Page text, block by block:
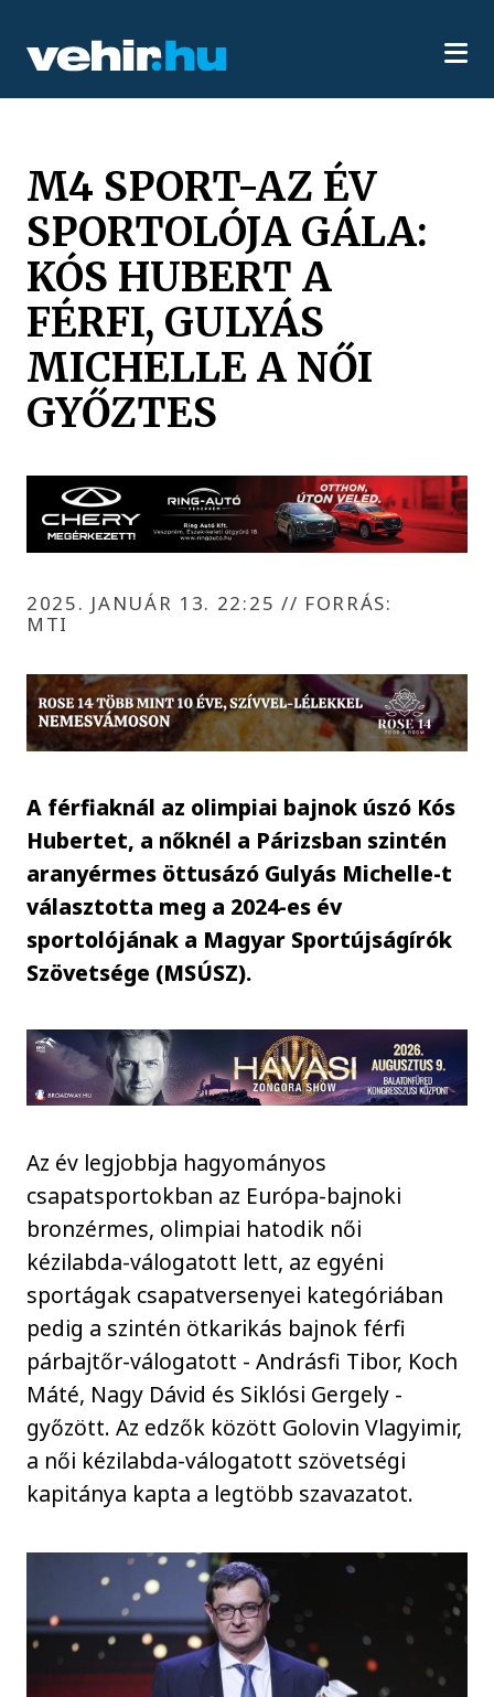
M4 SPORT-AZ ÉV
SPORTOLÓJA GÁLA:
KÓS HUBERT A
FÉRFI, GULYÁS
MICHELLE A NŐI
GYŐZTES
2025. JANUÁR 13. 22:25 // FORRÁS:
MTI
A férfiaknál az olimpiai bajnok úszó Kós
Hubertet, a nőknél a Párizsban szintén
aranyérmes öttusázó Gulyás Michelle-t
választotta meg a 2024-es év
sportolójának a Magyar Sportújságírók
Szövetsége (MSÚSZ).
Az év legjobbja hagyományos
csapatsportokban az Európa-bajnoki
bronzérmes, olimpiai hatodik női
kézilabda-válogatott lett, az egyéni
sportágak csapatversenyei kategóriában
pedig a szintén ötkarikás bajnok férfi
párbajtőr-válogatott - Andrásfi Tibor, Koch
Máté, Nagy Dávid és Siklósi Gergely -
győzött. Az edzők között Golovin Vlagyimir,
a női kézilabda-válogatott szövetségi
kapitánya kapta a legtöbb szavazatot.